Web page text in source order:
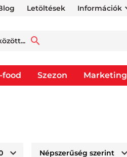
Letöltések Információk
food Szezon Marketing